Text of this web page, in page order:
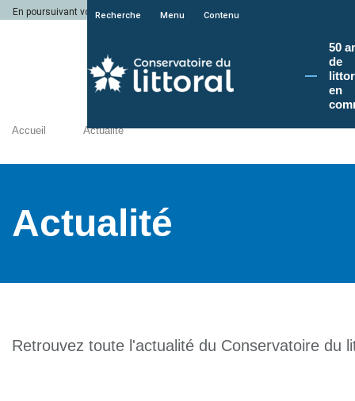
En poursuivant votre navigation sur le site du Conservatoire du littoral, vous
Recherche Menu Contenu
50
de
en
Accueil Actualité
Actualité
Retrouvez toute l'actualité du Conservatoire du